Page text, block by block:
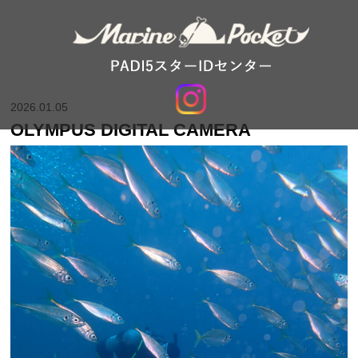
2026.01.05
OLYMPUS DIGITAL CAMERA